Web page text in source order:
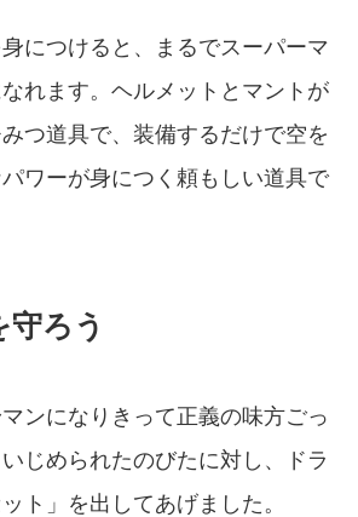
身につけると、まるでスーパーマ
れます。ヘルメットとマントが
つ道具で、装備するだけで空を
ワーが身につく頼もしい道具で
守ろう
ンになりきって正義の味方ごっ
じめられたのびたに対し、ドラ
ト」を出してあげました。